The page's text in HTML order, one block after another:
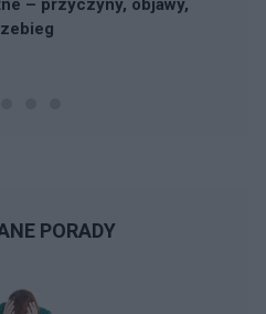
– przyczyny, objawy,
PORADY